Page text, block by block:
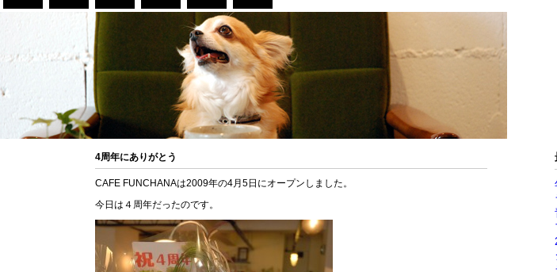
4周年にありがとう
CAFE FUNCHANAは2009年の4月5日にオープンしました。
今日は４周年だったのです。